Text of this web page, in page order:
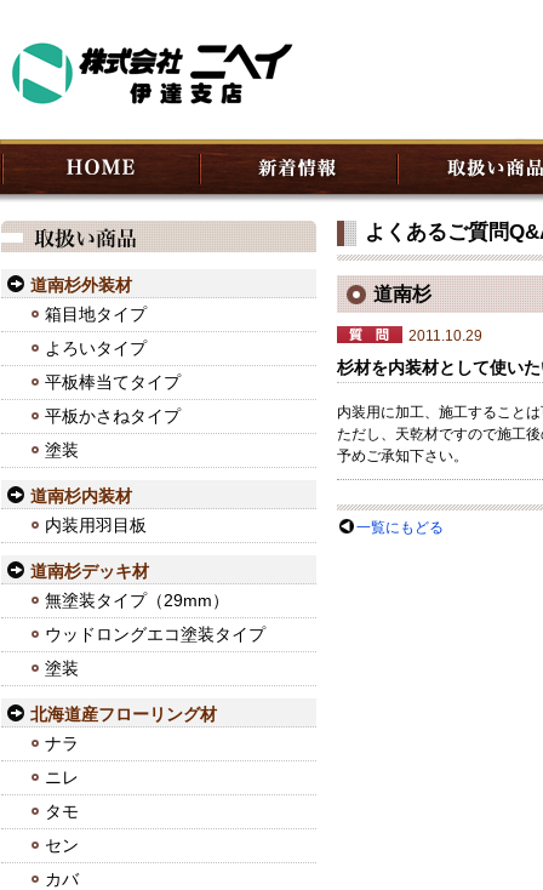
道南杉外装材
箱目地タイプ
よろいタイプ
平板棒当てタイプ
平板かさねタイプ
塗装
道南杉内装材
内装用羽目板
道南杉デッキ材
無塗装タイプ（29mm）
ウッドロングエコ塗装タイプ
塗装
北海道産フローリング材
ナラ
ニレ
タモ
セン
カバ
よくあるご質問
道南杉
2011.10.29
杉材を内装材として使い
内装用に加工、施工すること
ただし、天乾材ですので施工
予めご承知下さい。
一覧にもどる